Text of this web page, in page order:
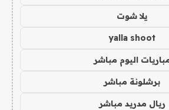
يلا شوت
yalla shoot
اليوم مباشر
برشلونة مباشر
ريال مدريد مباشر